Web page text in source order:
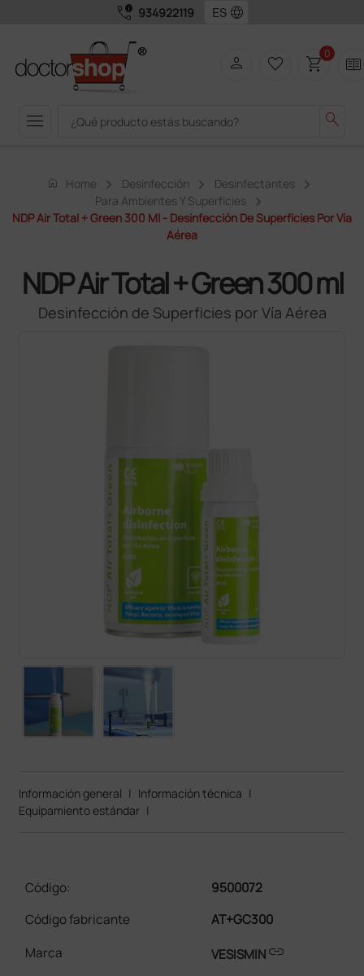
call_quality 934922119 language
menu search
person favorite_border shopping_cart0 two_pager
home Home Desinfección
Desinfectantes
Para Ambientes Y Superficies
NDP Air Total + Green 300 Ml - Desinfección De Superficies Por Vía
Aérea
NDP Air Total + Green 300 ml
Desinfección de Superficies por Vía Aérea
Información general | Información técnica |
Equipamiento estándar |
Código:
9500072
Código fabricante
AT+GC300
Marca
VESISMINlink